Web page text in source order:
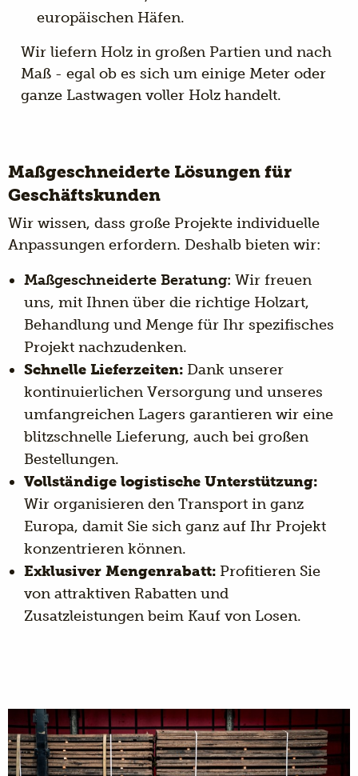
europäischen Häfen.
Wir liefern Holz in großen Partien und nach
Maß - egal ob es sich um einige Meter oder
ganze Lastwagen voller Holz handelt.
Maßgeschneiderte Lösungen für
Geschäftskunden
Wir wissen, dass große Projekte individuelle
Anpassungen erfordern. Deshalb bieten wir:
Maßgeschneiderte Beratung: Wir freuen
uns, mit Ihnen über die richtige Holzart,
Behandlung und Menge für Ihr spezifisches
Projekt nachzudenken.
Schnelle Lieferzeiten: Dank unserer
kontinuierlichen Versorgung und unseres
umfangreichen Lagers garantieren wir eine
blitzschnelle Lieferung, auch bei großen
Bestellungen.
Vollständige logistische Unterstützung:
Wir organisieren den Transport in ganz
Europa, damit Sie sich ganz auf Ihr Projekt
konzentrieren können.
Exklusiver Mengenrabatt: Profitieren Sie
von attraktiven Rabatten und
Zusatzleistungen beim Kauf von Losen.